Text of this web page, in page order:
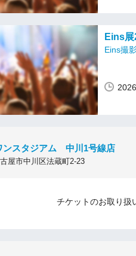
Eins
Eins撮
ンスタジアム 中川1号線店
屋市中川区法蔵町2-23
チケットのお取り扱